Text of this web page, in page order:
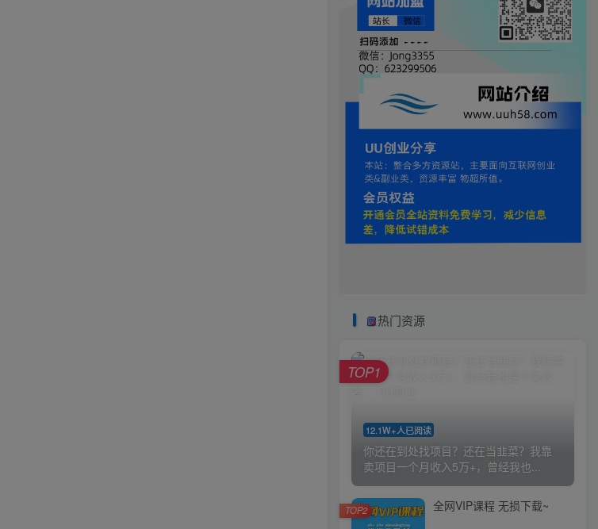
热门资源
12.1W+人已阅读
你还在到处找项目？还在当韭菜？我靠
卖项目一个月收入5万+，曾经我也...
TOP1
全网VIP课程 无损下载~
TOP2